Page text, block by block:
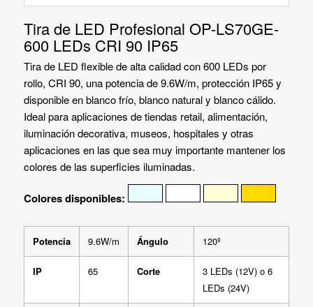
Tira de LED Profesional OP-LS70GE-
600 LEDs CRI 90 IP65
Tira de LED flexible de alta calidad con 600 LEDs por
rollo, CRI 90, una potencia de 9.6W/m, protección IP65 y
disponible en blanco frío, blanco natural y blanco cálido.
Ideal para aplicaciones de tiendas retail, alimentación,
iluminación decorativa, museos, hospitales y otras
aplicaciones en las que sea muy importante mantener los
colores de las superficies iluminadas.
Colores disponibles:
Potencia 9.6W/m Ángulo 120º
IP 65 Corte
3 LEDs (12V) o 6
LEDs (24V)